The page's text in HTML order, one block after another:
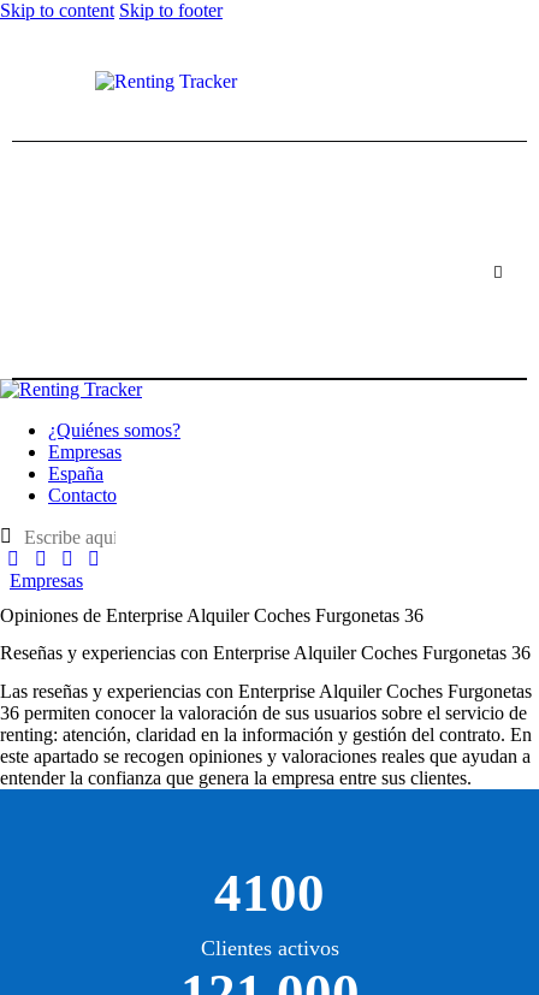
Skip to content Skip to footer
¿Quiénes somos?
Empresas
España
Contacto
Empresas
Opiniones de Enterprise Alquiler Coches Furgonetas 36
Reseñas y experiencias con Enterprise Alquiler Coches Furgonetas 36
Las reseñas y experiencias con Enterprise Alquiler Coches Furgonetas
36 permiten conocer la valoración de sus usuarios sobre el servicio de
renting: atención, claridad en la información y gestión del contrato. En
este apartado se recogen opiniones y valoraciones reales que ayudan a
entender la confianza que genera la empresa entre sus clientes.
4100
Clientes activos